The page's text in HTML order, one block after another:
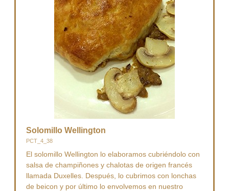
Solomillo Wellington
PCT_4_38
El solomillo Wellington lo elaboramos cubriéndolo con
salsa de champiñones y chalotas de origen francés
llamada Duxelles. Después, lo cubrimos con lonchas
de beicon y por último lo envolvemos en nuestro